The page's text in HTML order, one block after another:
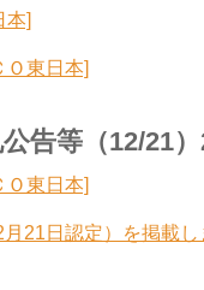
本]
Ｏ東日本]
告等（12/21）
Ｏ東日本]
21日認定）を掲載